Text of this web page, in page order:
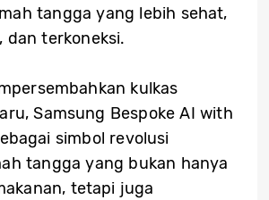
tangga yang lebih sehat,
dan terkoneksi.
kulkas
Samsung Bespoke AI with
simbol revolusi
tangga yang bukan hanya
tetapi juga